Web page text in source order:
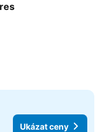
seznam oblíbených
Ukázat ceny